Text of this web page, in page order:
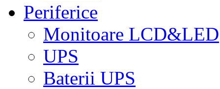
Periferice
Monitoare LCD&LED
UPS
Baterii UPS